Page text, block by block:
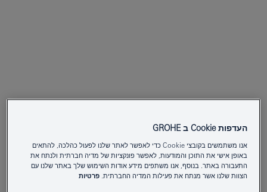
להתבגר ביחד - האיכות
של GROHE
העדפות Cookie ב GROHE
אנו משתמשים בקובצי Cookie כדי לאפשר לאתר שלנו לפעול כהלכה, להתאים
באופן אישי את התוכן והמודעות, לאפשר פונקציות של מדיה חברתית ולנתח את
התעבורה באתר. בנוסף, אנו משתפים מידע אודות השימוש שלך באתר שלנו עם
הצוות שלנו אשר מנתח את פעילות המדיה החברתית.פרטיות